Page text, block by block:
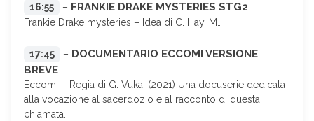
16:55 – FRANKIE DRAKE MYSTERIES STG2
Frankie Drake mysteries – Idea di C. Hay, M…
17:45 – DOCUMENTARIO ECCOMI VERSIONE
BREVE
Eccomi – Regia di G. Vukai (2021) Una docuserie dedicata
alla vocazione al sacerdozio e al racconto di questa
chiamata.